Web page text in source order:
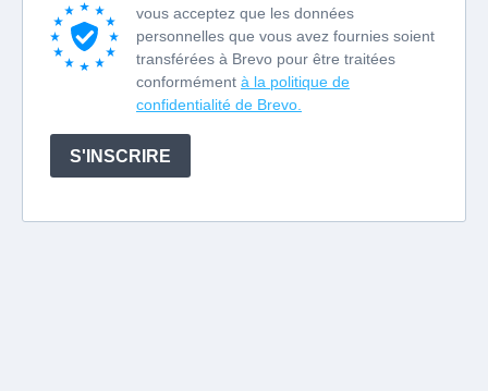
vous acceptez que les données
personnelles que vous avez fournies soient
transférées à Brevo pour être traitées
conformément à la politique de
confidentialité de Brevo.
S'INSCRIRE